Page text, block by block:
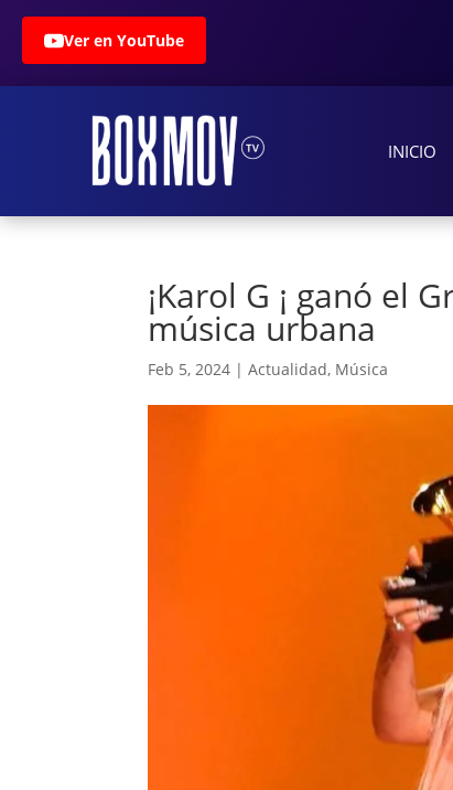
Ver en YouTube
INICIO
¡Karol G ¡ ganó el
música urbana
Feb 5, 2024 |Actualidad, Música